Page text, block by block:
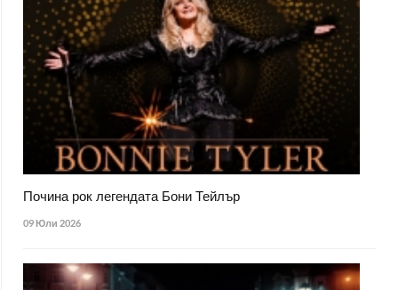
Почина рок легендата Бони Тейлър
09 Юли 2026